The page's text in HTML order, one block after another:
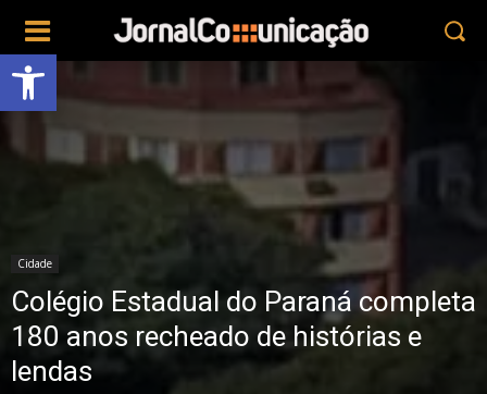
Abrir a barra de ferramentas
Cidade
Colégio Estadual do Paraná completa
180 anos recheado de histórias e
lendas